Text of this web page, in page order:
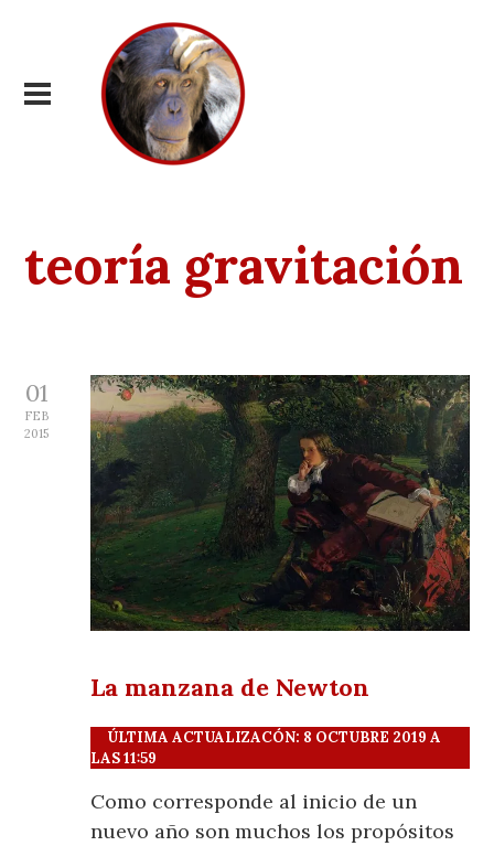
teoría gravitación
01
FEB
2015
La manzana de Newton
ÚLTIMA ACTUALIZACÓN: 8 OCTUBRE 2019 A
LAS 11:59
Como corresponde al inicio de un
nuevo año son muchos los propósitos